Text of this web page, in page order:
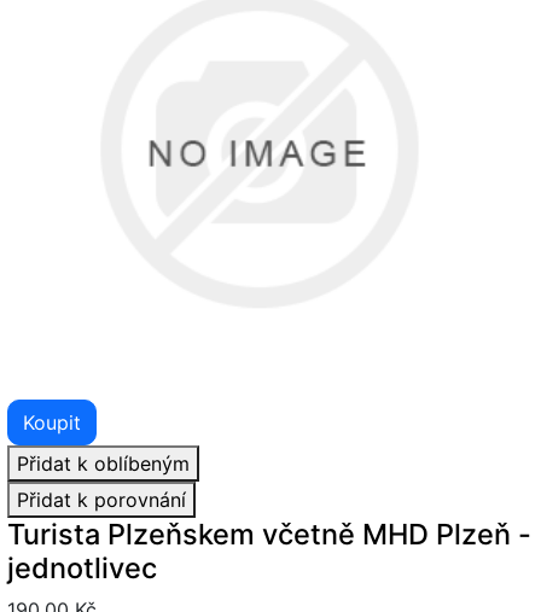
Koupit
Přidat k oblíbeným
Přidat k porovnání
Turista Plzeňskem včetně MHD Plzeň -
jednotlivec